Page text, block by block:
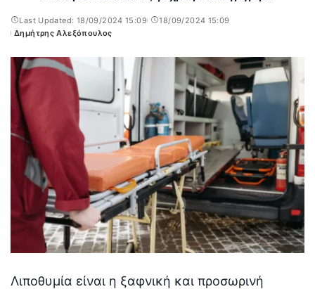
Last Updated: 18/09/2024 15:09
18/09/2024 15:09
Posted
Δημήτρης Αλεξόπουλος
Λιποθυμία είναι η ξαφνική και προσωρινή